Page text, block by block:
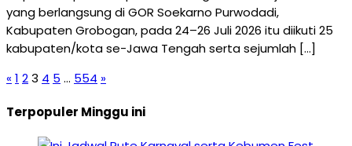
yang berlangsung di GOR Soekarno Purwodadi,
Kabupaten Grobogan, pada 24–26 Juli 2026 itu diikuti 25
kabupaten/kota se-Jawa Tengah serta sejumlah […]
« 1 23 4 5 … 554 »
Terpopuler Minggu ini